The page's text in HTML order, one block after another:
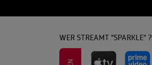
WER STREAMT "SPARKLE" ?